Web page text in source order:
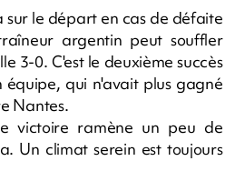
sur le départ en cas de défaite
argentin peut souffler
3-0. C'est le deuxième succès
équipe, qui n'avait plus gagné
Nantes.
victoire ramène un peu de
Un climat serein est toujours